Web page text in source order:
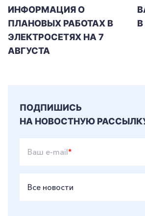
ИНФОРМАЦИЯ О
ПЛАНОВЫХ РАБОТАХ В
ЭЛЕКТРОСЕТЯХ НА 7
АВГУСТА
ПОДПИШИСЬ
НА НОВОСТНУЮ
Ваш e-mail*
Все новости